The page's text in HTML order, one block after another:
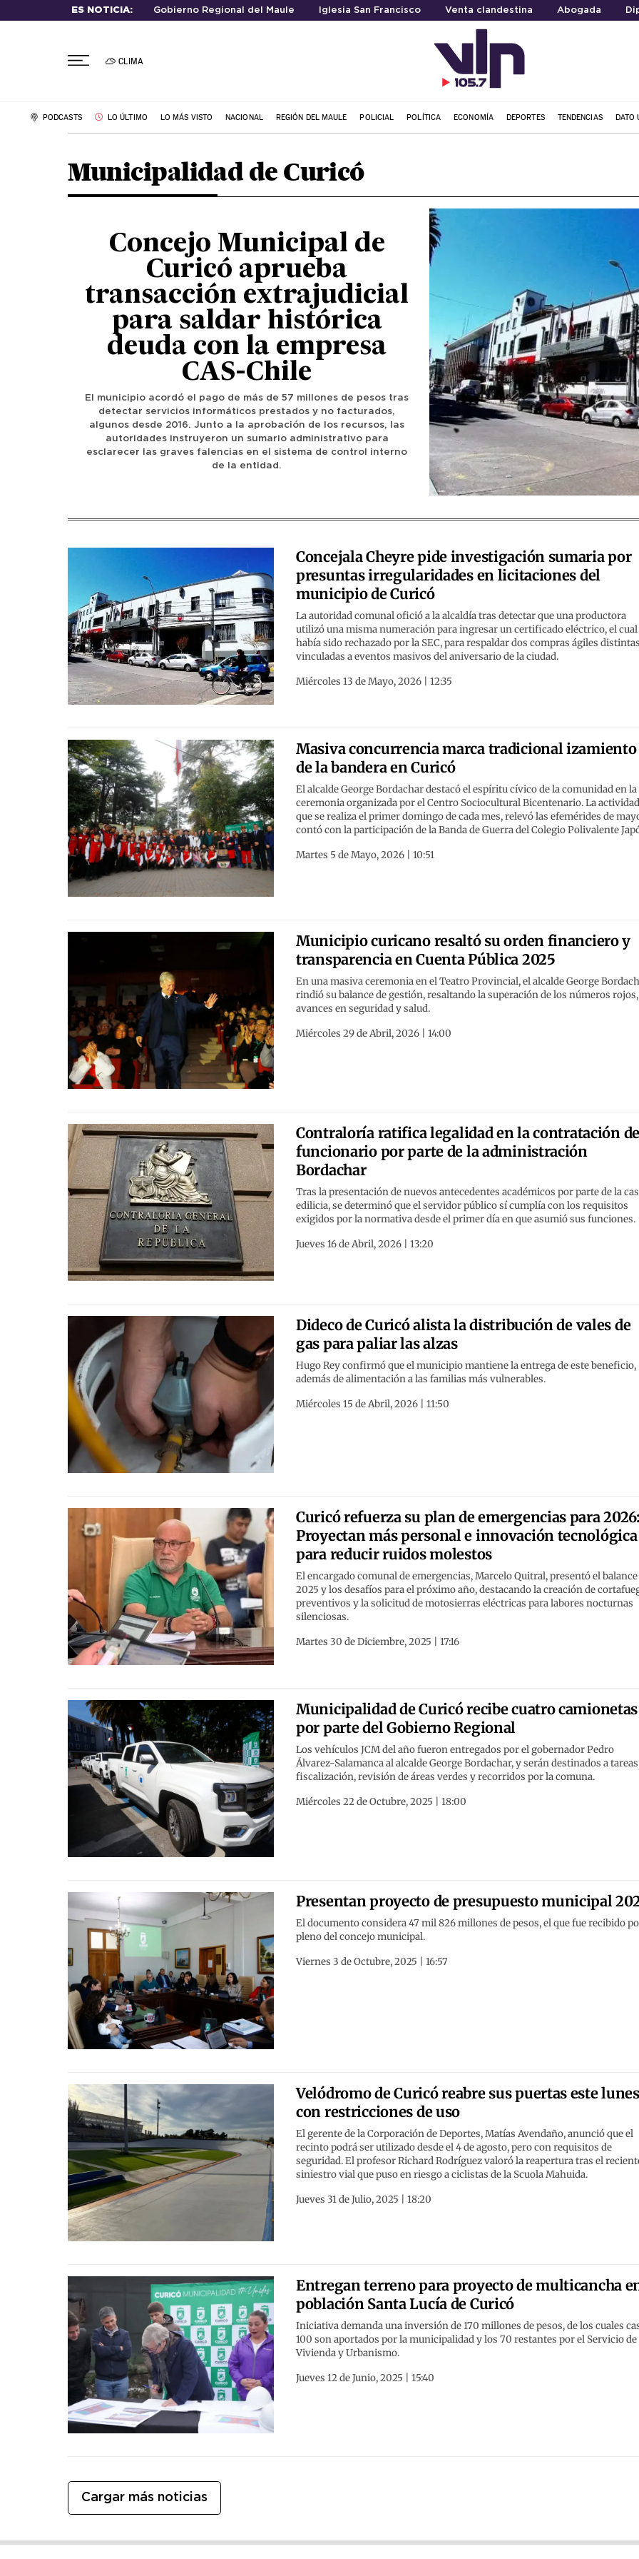
ES NOTICIA: Gobierno Regional del Maule Iglesia San Francisco Venta clandestina Abogada
CLIMA
PODCASTS LO ÚLTIMO LO MÁS VISTO NACIONAL REGIÓN DEL MAULE POLICIAL POLÍTICA ECONOMÍA DEPORTES TENDENCIAS DATO
Municipalidad de Curicó
Concejo Municipal de
Curicó aprueba
transacción extrajudicial
para saldar histórica
deuda con la empresa
CAS-Chile
El municipio acordó el pago de más de 57 millones de pesos tras
detectar servicios informáticos prestados y no facturados,
algunos desde 2016. Junto a la aprobación de los recursos, las
autoridades instruyeron un sumario administrativo para
esclarecer las graves falencias en el sistema de control interno
de la entidad.
Concejala Cheyre pide investigación sumaria por
presuntas irregularidades en licitaciones del
municipio de Curicó
La autoridad comunal ofició a la alcaldía tras detectar que una productora
utilizó una misma numeración para ingresar un certificado eléctrico, el cual
había sido rechazado por la SEC, para respaldar dos compras ágiles distintas
vinculadas a eventos masivos del aniversario de la ciudad.
Miércoles 13 de Mayo, 2026 | 12:35
Masiva concurrencia marca tradicional izamiento
de la bandera en Curicó
El alcalde George Bordachar destacó el espíritu cívico de la comunidad en la
ceremonia organizada por el Centro Sociocultural Bicentenario. La
que se realiza el primer domingo de cada mes, relevó las efemérides de
contó con la participación de la Banda de Guerra del Colegio Polivalente
Martes 5 de Mayo, 2026 | 10:51
Municipio curicano resaltó su orden financiero y
transparencia en Cuenta Pública 2025
En una masiva ceremonia en el Teatro Provincial, el alcalde George
rindió su balance de gestión, resaltando la superación de los números rojos,
avances en seguridad y salud.
Miércoles 29 de Abril, 2026 | 14:00
Contraloría ratifica legalidad en la contratación de
funcionario por parte de la administración
Bordachar
Tras la presentación de nuevos antecedentes académicos por parte de la
edilicia, se determinó que el servidor público sí cumplía con los requisitos
exigidos por la normativa desde el primer día en que asumió sus funciones.
Jueves 16 de Abril, 2026 | 13:20
Dideco de Curicó alista la distribución de vales de
gas para paliar las alzas
Hugo Rey confirmó que el municipio mantiene la entrega de este beneficio,
además de alimentación a las familias más vulnerables.
Miércoles 15 de Abril, 2026 | 11:50
Curicó refuerza su plan de emergencias para 2026:
Proyectan más personal e innovación tecnológica
para reducir ruidos molestos
El encargado comunal de emergencias, Marcelo Quitral, presentó el balance
2025 y los desafíos para el próximo año, destacando la creación de
preventivos y la solicitud de motosierras eléctricas para labores nocturnas
silenciosas.
Martes 30 de Diciembre, 2025 | 17:16
Municipalidad de Curicó recibe cuatro camionetas
por parte del Gobierno Regional
Los vehículos JCM del año fueron entregados por el gobernador Pedro
Álvarez-Salamanca al alcalde George Bordachar, y serán destinados a
fiscalización, revisión de áreas verdes y recorridos por la comuna.
Miércoles 22 de Octubre, 2025 | 18:00
Presentan proyecto de presupuesto municipal
El documento considera 47 mil 826 millones de pesos, el que fue recibido
pleno del concejo municipal.
Viernes 3 de Octubre, 2025 | 16:57
Velódromo de Curicó reabre sus puertas este lunes
con restricciones de uso
El gerente de la Corporación de Deportes, Matías Avendaño, anunció que el
recinto podrá ser utilizado desde el 4 de agosto, pero con requisitos de
seguridad. El profesor Richard Rodríguez valoró la reapertura tras el
siniestro vial que puso en riesgo a ciclistas de la Scuola Mahuida.
Jueves 31 de Julio, 2025 | 18:20
Entregan terreno para proyecto de multicancha
población Santa Lucía de Curicó
Iniciativa demanda una inversión de 170 millones de pesos, de los cuales
100 son aportados por la municipalidad y los 70 restantes por el Servicio de
Vivienda y Urbanismo.
Jueves 12 de Junio, 2025 | 15:40
Cargar más noticias